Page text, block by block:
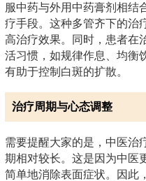
服中药与外用中药膏剂相结
疗手段。这种多管齐下的治
高治疗效果。同时，患者在
活习惯，如规律作息、均衡
有助于控制白斑的扩散。
治疗周期与心态调整
需要提醒大家的是，中医治
期相对较长。这是因为中医
简单地消除表面症状。因此